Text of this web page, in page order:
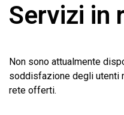
Servizi in
Non sono attualmente
soddisfazione degli utenti
rete offerti.